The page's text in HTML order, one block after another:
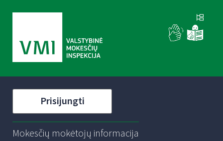
Prisijungti
Mokesčių mokėtojų informacija